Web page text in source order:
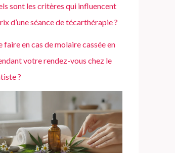
sont les critères qui influencent
d’une séance de técarthérapie ?
faire en cas de molaire cassée en
votre rendez-vous chez le
?